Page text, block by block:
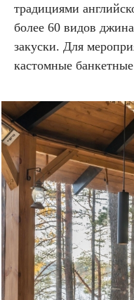
традициями
более 60 видов
закуски. Для
кастомные